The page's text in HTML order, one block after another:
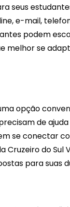
seus
e-mail,
podem
melhor se
opção
de
se conectar
Cruzeiro do Sul
para suas